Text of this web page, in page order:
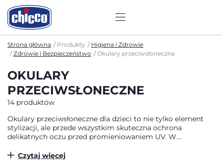
Strona główna Produkty
Higiena i Zdrowie
Zdrowie i Bezpieczeństwo
Okulary przeciwsłoneczne
OKULARY
PRZECIWSŁONECZNE
14 produktów
Okulary przeciwsłoneczne dla dzieci to nie tylko element
stylizacji, ale przede wszystkim skuteczna ochrona
delikatnych oczu przed promieniowaniem UV. W
wrażliwy, dlatego odpowiednio dobrane okulary pomagają
Czytaj więcej